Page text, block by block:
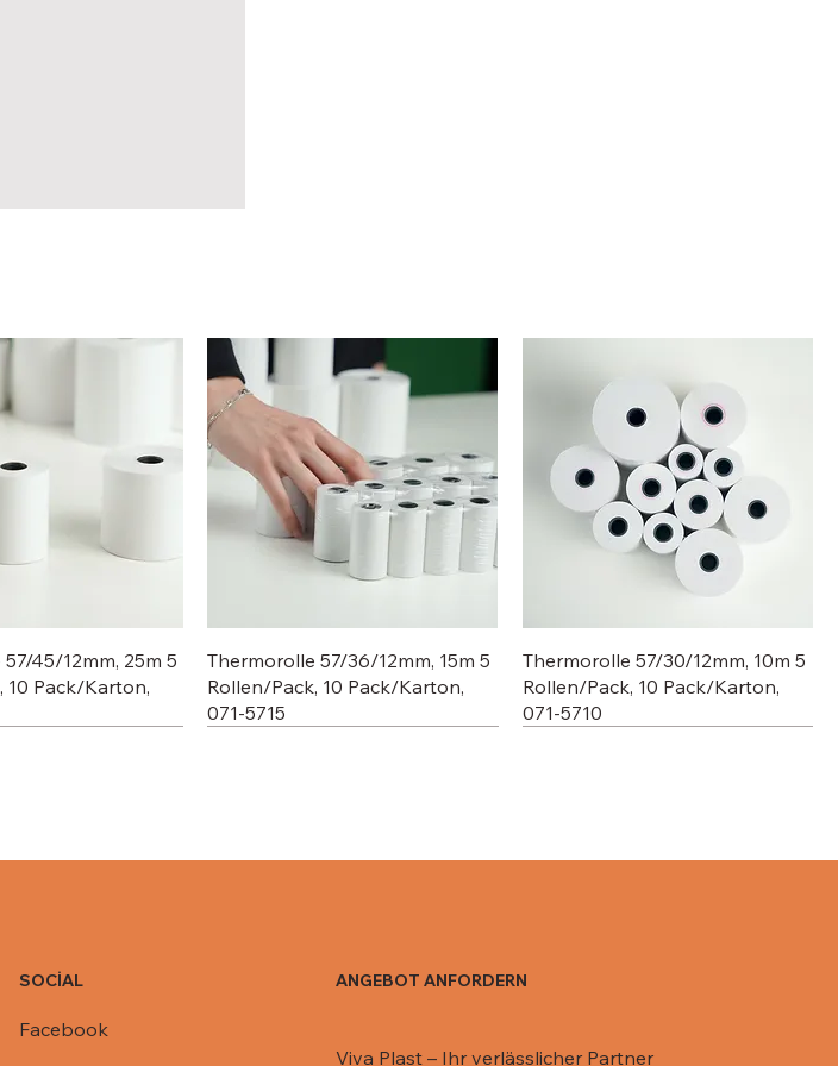
45/12mm, 25m 5
10 Pack/Karton,
Thermorolle 57/36/12mm, 15m 5
Rollen/Pack, 10 Pack/Karton,
071-5715
Thermorolle 57/30/12mm, 10m 5
Rollen/Pack, 10 Pack/Karton,
071-5710
Deckel für Aluschale C801-770,
Deckel für 911 ML, 081-DR911
Deckel für Aluschale R13 / 670
Deckel für Aluschale R0-65L /
SOCİAL
Facebook
ANGEBOT ANFORDERN
Viva Plast – Ihr verlässlicher Partner